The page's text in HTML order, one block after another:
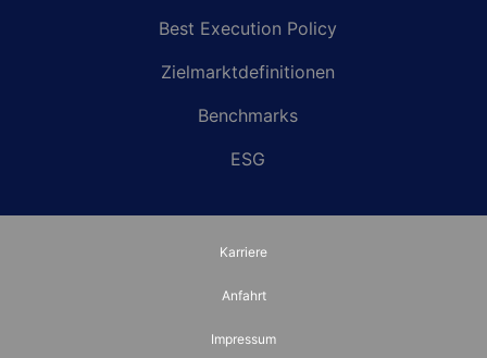
Best Execution Policy
Zielmarktdefinitionen
Benchmarks
ESG
Karriere
Anfahrt
Impressum